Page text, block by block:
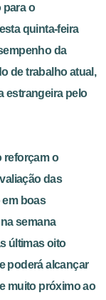
para o
quinta-feira
da
de trabalho atual,
estrangeira pelo
reforçam o
das
em boas
semana
últimas oito
poderá alcançar
muito próximo ao